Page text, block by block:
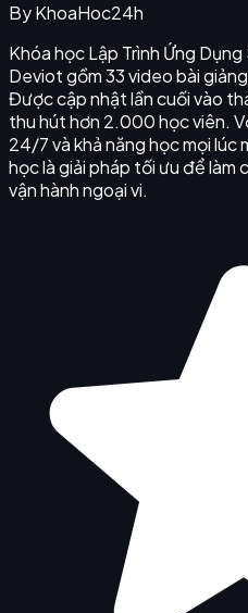
ByKhoaHoc24h
Khóa học Lập Trình Ứng
Deviot gồm 33 video bài
Được cập nhật lần cuối vào
thu hút hơn 2.000 học viên.
24/7 và khả năng học mọi lúc
học là giải pháp tối ưu để làm
vận hành ngoại vi.